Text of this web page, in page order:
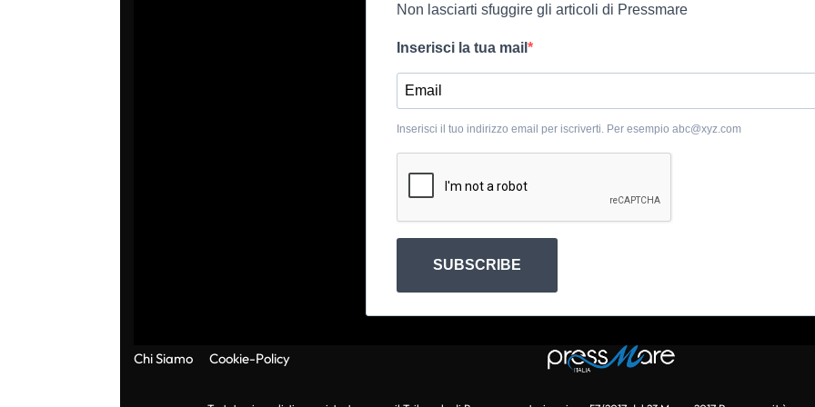
Non lasciarti sfuggire gli articoli di Pressmare
Inserisci la tua mail
Inserisci il tuo indirizzo email per iscriverti. Per esempio abc@xyz.com
SUBSCRIBE
Chi Siamo Cookie-Policy